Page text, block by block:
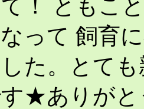
！ ともこ
って 飼育
た。とて
★ありがと